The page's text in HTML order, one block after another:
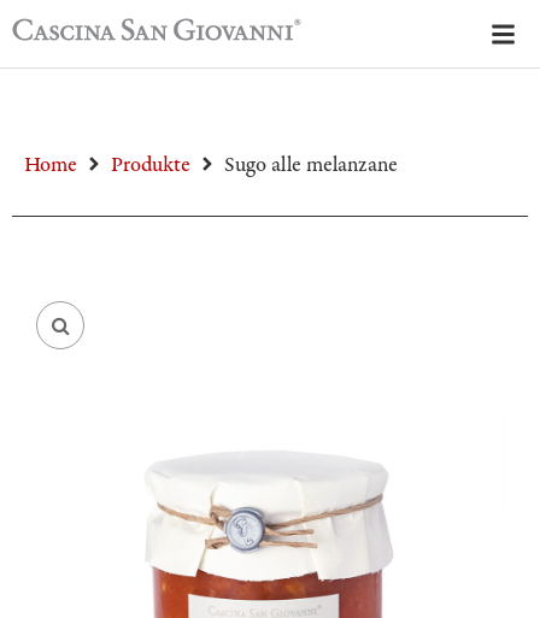
Home Produkte Sugo alle melanzane